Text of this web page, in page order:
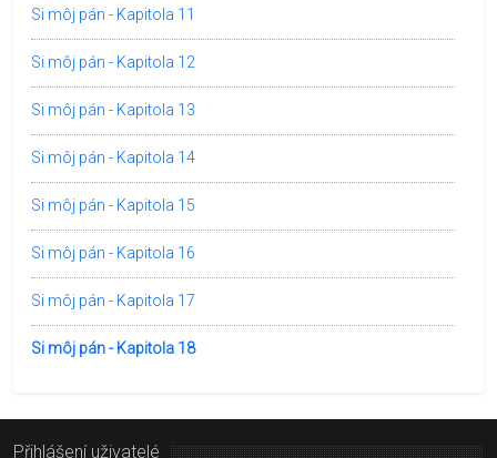
Si môj pán - Kapitola 11
Si môj pán - Kapitola 12
Si môj pán - Kapitola 13
Si môj pán - Kapitola 14
Si môj pán - Kapitola 15
Si môj pán - Kapitola 16
Si môj pán - Kapitola 17
Si môj pán - Kapitola 18
Přihlášení uživatelé